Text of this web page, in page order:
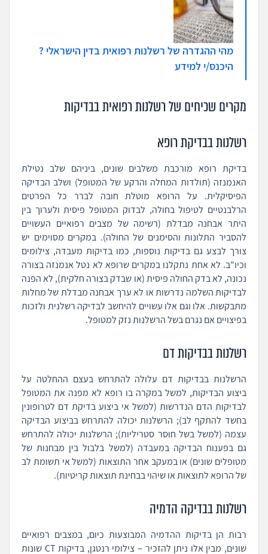
מהי ההגדרה של רשלנות רפואית בדין הישראלי ?
היכנס/י למידע
מקרים שכיחים של רשלנות רפואית בבדיקות
רשלנות בבדיקת רופא
בדיקת רופא מורכבת משלבים שונים, ביניהם שלב נטילת
האנמנזה (תולדות המחלה והרקע של המטופל) ושלב הבדיקה
הפיסיקלית. על הרופא מוטלת חובה לברר כל הפרטים
הרלבנטיים לטיפול בחולה, לבדוק המטופל פיסית ולערוך בין
היתר אבחנה מבדלת (רשימה של מצבים רפואיים העשויים
להסביר התלונות והסימנים של החולה). במקרים מסוימים יש
צורך לבצע גם בדיקות נוספות, כמו בדיקות מעבדה, צילומים
וכיו"ב. לא אחת נתקלנו במקרים שרופא לא נטל אנמנזה בצורה
נכונה, לא בדק החולה פיסית (או שבדק בצורה חלקית), לא הפנה
לבדיקות השלמה נדרשות או לא ערך אבחנה מבדלת של מחלות
מתבקשות. אלו וגם אלו עשויים להיחשב לבדיקה רשלנית ולזכות
בפיצויים אם נגרם בשל הרשלנות נזק למטופל.
רשלנות בבדיקות דם
הרשלנות בבדיקות דם עלולה להתרחש בעצם ההחלטה על
ביצוע הבדיקות, למשל במקרה בו רופא לא מפנה את המטופל
לבדיקות הדם הנדרשות (למשל אי ביצוע בדיקת דם לטרופונין
בחשד להתקף לב); הרשלנות יכולה להתרחש בביצוע הבדיקה
עצמה (למשל בשל חוסר סטריליות); הרשלנות יכולה להתרחש
גם בפענוח הבדיקה במעבדה (למשל בלבול בין מבחנות של
מטופלים שונים) או במעקב אחר התוצאות (למשל אי תשומת לב
של הרופא לתוצאות או שיהוי בבחינת תוצאות קריטיות).
רשלנות בבדיקה הדמיה
רבות הן בדיקות ההדמיה המבוצעות כיום, במצבים רפואיים
שונים, מבין אלו ניתן להזכיר – צילומי רנטגן, בדיקות CT שונות